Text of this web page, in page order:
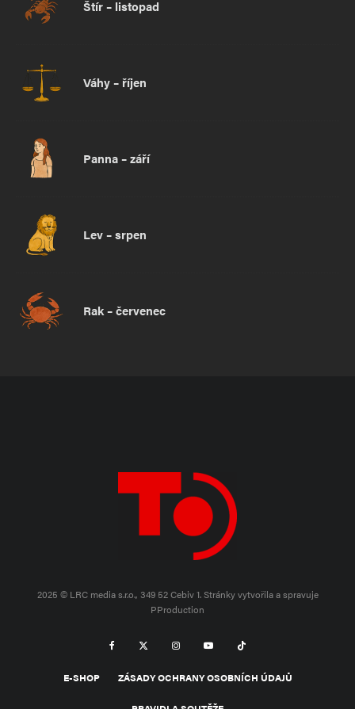
Štír – listopad
Váhy – říjen
Panna – září
Lev – srpen
Rak – červenec
2025 © LRC media s.r.o., 349 52 Cebiv 1.Stránky vytvořila a spravuje
PProduction
E-SHOP ZÁSADY OCHRANY OSOBNÍCH ÚDAJŮ